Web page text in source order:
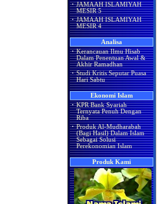
· JAMAAH ISLAMIYAH
MESIR 5
· JAMAAH ISLAMIYAH
MESIR 4
Analisa
· Kerancauan Ilmu Hisab
Dalam Penentuan Awal &
Akhir Ramadhan
· Studi Kritis Seputar Puasa
Hari Sabtu
Ekonomi Islam
· KPR Bank Syariah
Ternyata Penuh Dengan
Riba
· Produk Al-Mudharabah
(Bagi Hasil) Dalam Islam
Sebagai Solusi
Perekonomian Islam
Produk Kami